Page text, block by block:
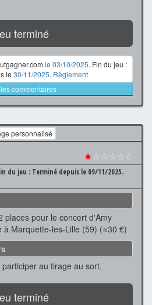
terminé
le 03/10/2025. Fin du jeu :
le 30/11/2025. Règlement
commentaires
personnalisé
★☆☆☆☆☆
du jeu : Terminé depuis le 09/11/2025.
places pour le concert d'Amy
à Marquette-les-Lille (59) (≈30 €)
au tirage au sort.
terminé